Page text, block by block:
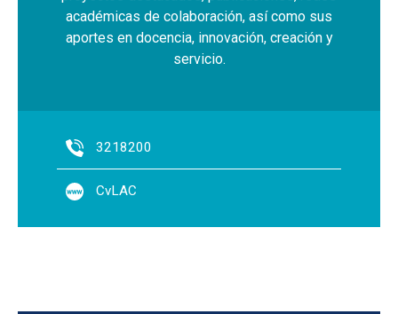
académicas de colaboración, así como sus
aportes en docencia, innovación, creación y
servicio.
3218200
CvLAC